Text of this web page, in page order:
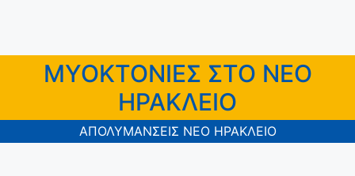
ΜΥΟΚΤΟΝΙΕΣ ΣΤΟ ΝΕΟ
ΗΡΑΚΛΕΙΟ
ΑΠΟΛΥΜΑΝΣΕΙΣ ΝΕΟ ΗΡΑΚΛΕΙΟ